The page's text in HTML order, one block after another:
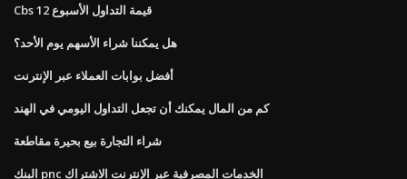
Cbs قيمة التداول الأسبوع 12
هل يمكننا شراء الأسهم يوم الأحد؟
أفضل بوابات العملاء عبر الإنترنت
كم من المال يمكنك أن تجعل التداول اليومي في الهند
شراء التجارة بيع بحيرة مقاطعة
البنك pnc الخدمات المصرفية عبر الإنترنت الاشتراك